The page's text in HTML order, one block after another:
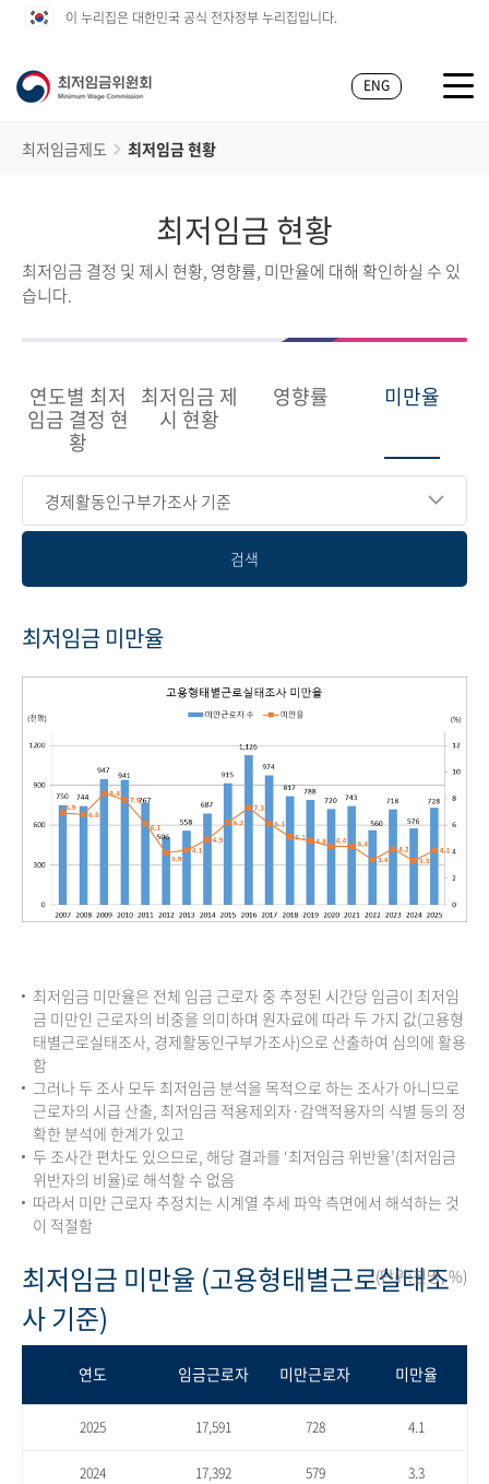
이 누리집은 대한민국 공식 전자정부 누리집입니다.
ENG
최저임금제도 최저임금 현황
최저임금 현황
최저임금 결정 및 제시 현황, 영향률, 미만율에 대해 확인하실 수 있
습니다.
연도별 최저
임금 결정 현
황
최저임금 제
시 현황
영향률 미만율
경제활동인구부가조사 기준
검색
최저임금 미만율
최저임금 미만율은 전체 임금 근로자 중 추정된 시간당 임금이 최저임
금 미만인 근로자의 비중을 의미하며 원자료에 따라 두 가지 값(고용형
태별근로실태조사, 경제활동인구부가조사)으로 산출하여 심의에 활용
함
그러나 두 조사 모두 최저임금 분석을 목적으로 하는 조사가 아니므로
근로자의 시급 산출, 최저임금 적용제외자·감액적용자의 식별 등의 정
확한 분석에 한계가 있고
두 조사간 편차도 있으므로, 해당 결과를 ‘최저임금 위반율’(최저임금
위반자의 비율)로 해석할 수 없음
따라서 미만 근로자 추정치는 시계열 추세 파악 측면에서 해석하는 것
이 적절함
최저임금 미만율 (고용형태별근로실태조
사 기준)
(단위:천명, %)
연도 임금근로자 미만근로자 미만율
2025 17,591 728 4.1
2024 17,392 579 3.3